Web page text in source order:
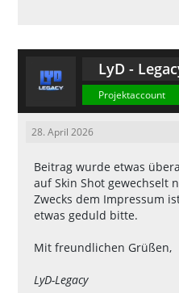
LyD -
Projektaccount
28. April 2026
Beitrag wurde etwas
auf Skin Shot gewechselt
Zwecks dem Impressum
etwas geduld bitte.
Mit freundlichen Grüßen,
LyD-Legacy